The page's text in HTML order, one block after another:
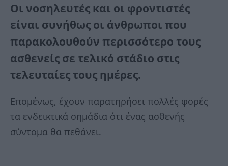
Οι νοσηλευτές και οι φροντιστές
είναι συνήθως οι άνθρωποι που
παρακολουθούν περισσότερο τους
ασθενείς σε τελικό στάδιο στις
τελευταίες τους ημέρες.
Επομένως, έχουν παρατηρήσει πολλές φορές
τα ενδεικτικά σημάδια ότι ένας ασθενής
σύντομα θα πεθάνει.